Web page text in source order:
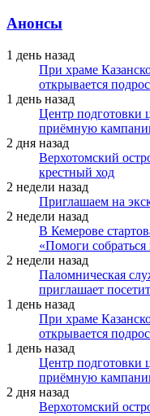
Анонсы
1 день назад
При храме
открывается
1 день назад
Центр подготовки
приёмную
2 дня назад
Верхотомский
крестный ход
2 недели назад
Приглашаем на
2 недели назад
В Кемерове
«Помоги
2 недели назад
Паломническая
приглашает
1 день назад
При храме
открывается
1 день назад
Центр подготовки
приёмную
2 дня назад
Верхотомский